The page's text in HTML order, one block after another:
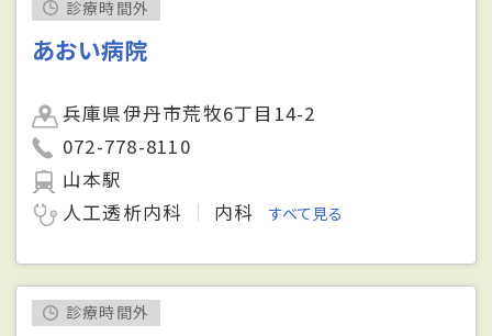
診療時間外
あおい病院
兵庫県伊丹市荒牧6丁目14-2
072-778-8110
山本駅
人工透析内科
内科 すべて見る
診療時間外